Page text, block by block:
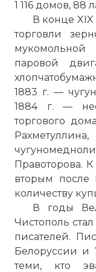
1 116 домов, 88
В конце
торговли
паровой
1883 г. —
1884 г. —
торгового
Правоторова.
вторым после
количеству
В годы
Чистополь
писателей.
Белоруссии и
теми, кто